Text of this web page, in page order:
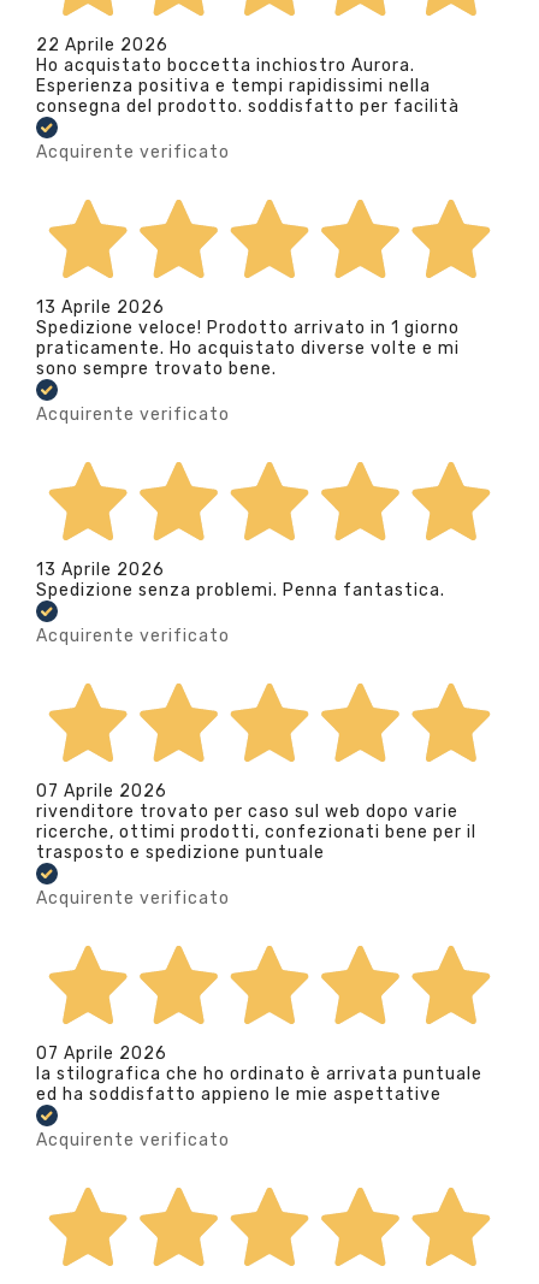
22 Aprile 2026
Ho acquistato boccetta inchiostro Aurora.
Esperienza positiva e tempi rapidissimi nella
consegna del prodotto. soddisfatto per facilità
Acquirente verificato
13 Aprile 2026
Spedizione veloce! Prodotto arrivato in 1 giorno
praticamente. Ho acquistato diverse volte e mi
sono sempre trovato bene.
Acquirente verificato
13 Aprile 2026
Spedizione senza problemi. Penna fantastica.
Acquirente verificato
07 Aprile 2026
rivenditore trovato per caso sul web dopo varie
ricerche, ottimi prodotti, confezionati bene per il
trasposto e spedizione puntuale
Acquirente verificato
07 Aprile 2026
la stilografica che ho ordinato è arrivata puntuale
ed ha soddisfatto appieno le mie aspettative
Acquirente verificato